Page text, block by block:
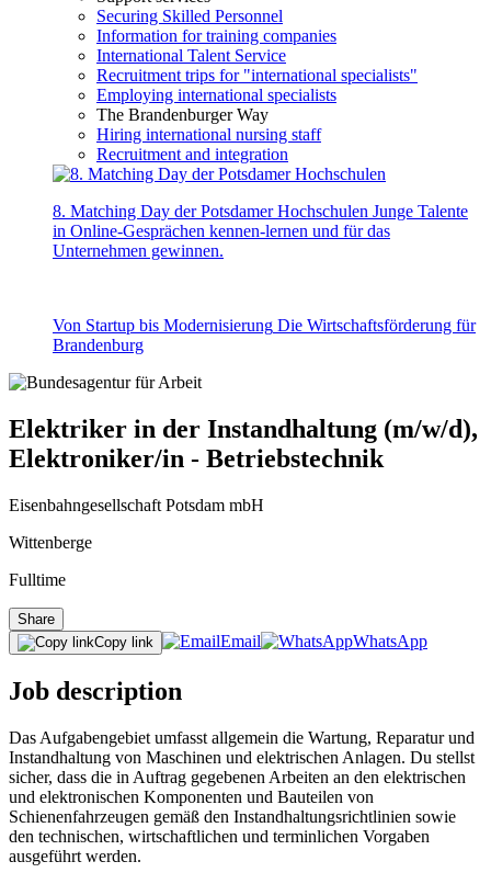
Securing Skilled Personnel
Information for training companies
International Talent Service
Recruitment trips for "international specialists"
Employing international specialists
The Brandenburger Way
Hiring international nursing staff
Recruitment and integration
8. Matching Day der Potsdamer Hochschulen Junge Talente
in Online-Gesprächen kennen-lernen und für das
Unternehmen gewinnen.
Von Startup bis Modernisierung Die Wirtschaftsförderung für
Brandenburg
Elektriker in der Instandhaltung (m/w/d),
Elektroniker/in - Betriebstechnik
Eisenbahngesellschaft Potsdam mbH
Wittenberge
Fulltime
Share
Copy link
Email WhatsApp
Job description
Das Aufgabengebiet umfasst allgemein die Wartung, Reparatur und
Instandhaltung von Maschinen und elektrischen Anlagen. Du stellst
sicher, dass die in Auftrag gegebenen Arbeiten an den elektrischen
und elektronischen Komponenten und Bauteilen von
Schienenfahrzeugen gemäß den Instandhaltungsrichtlinien sowie
den technischen, wirtschaftlichen und terminlichen Vorgaben
ausgeführt werden.